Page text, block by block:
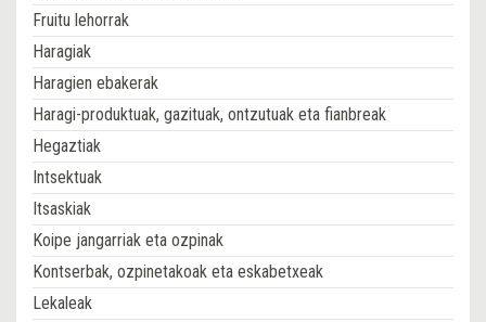
Fruitu lehorrak
Haragiak
Haragien ebakerak
Haragi-produktuak, gazituak, ontzutuak eta fianbreak
Hegaztiak
Intsektuak
Itsaskiak
Koipe jangarriak eta ozpinak
Kontserbak, ozpinetakoak eta eskabetxeak
Lekaleak